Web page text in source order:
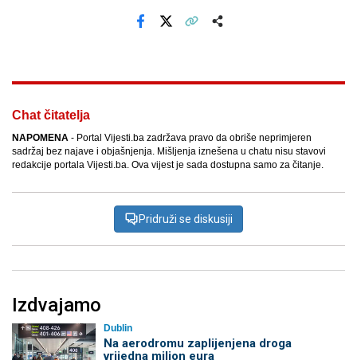
Chat čitatelja
NAPOMENA - Portal Vijesti.ba zadržava pravo da obriše neprimjeren
sadržaj bez najave i objašnjenja. Mišljenja iznešena u chatu nisu stavovi
redakcije portala Vijesti.ba. Ova vijest je sada dostupna samo za čitanje.
Pridruži se diskusiji
Izdvajamo
Dublin
Na aerodromu zaplijenjena droga
vrijedna milion eura